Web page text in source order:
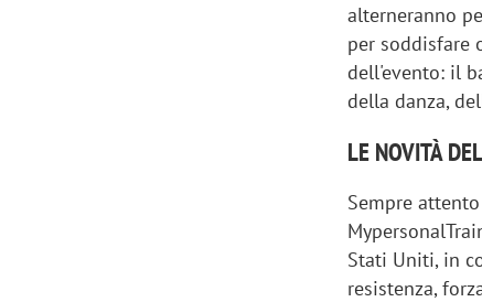
alterneranno
per soddisfare
dell'evento: il
della danza,
LE NOVITÀ
Sempre
Stati Uniti, in
resistenza,